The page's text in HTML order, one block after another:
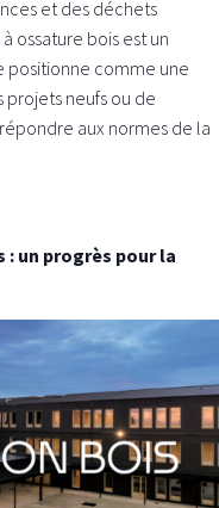
et des déchets
ossature bois est un
positionne comme une
neufs ou de
aux normes de la
un progrès pour la